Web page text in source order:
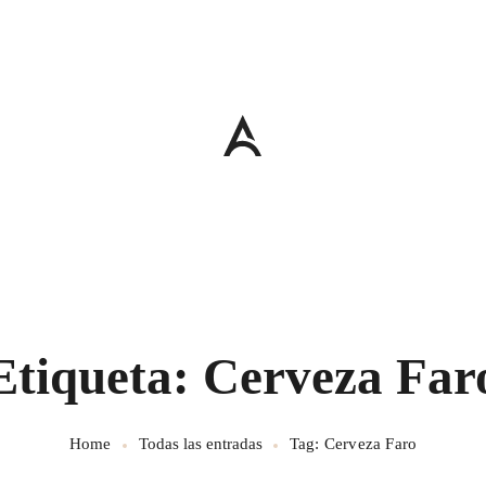
Cerveza
Home Todas las entradas Tag: Cerveza Faro